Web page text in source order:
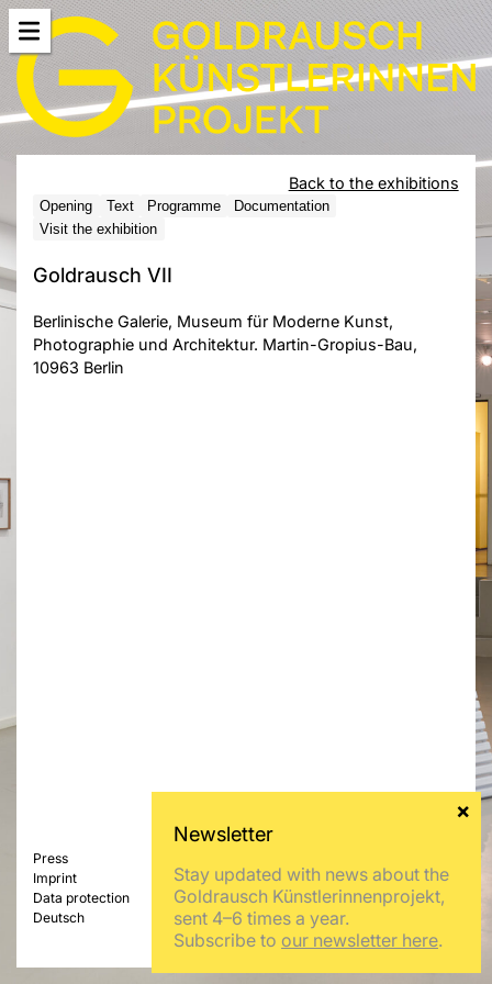
Back to the exhibitions
Opening Text Programme
Documentation
Visit the exhibition
Goldrausch VII
Berlinische Galerie, Museum für Moderne Kunst,
Photographie und Architektur. Martin-Gropius-Bau,
10963 Berlin
Press
Imprint
Data protection
Deutsch
Stay updated with news about the
Goldrausch Künstlerinnenprojekt,
sent 4–6 times a year.
Subscribe to our newsletter here.